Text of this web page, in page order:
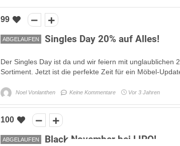
99
ABGELAUFEN Singles Day 20% auf Alles!
Der Singles Day ist da und wir feiern mit unglaublichen
Sortiment. Jetzt ist die perfekte Zeit für ein Möbel-
Noel Vonlanthen Keine Kommentare Vor 3 Jahren
100
ABGELAUFEN Black November bei LIPO!